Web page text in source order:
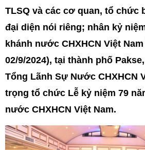
TLSQ và các cơ quan, tổ chức
đại diện nói riêng; nhân kỷ
khánh nước CHXHCN Việt Nam
02/9/2024), tại thành phố
Tổng Lãnh Sự Nước CHXHCN
trọng tổ chức Lễ kỷ niệm 79
nước CHXHCN Việt Nam.